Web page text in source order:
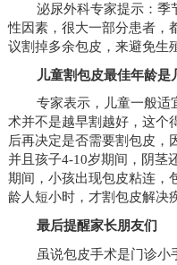
泌尿外科专家提示：季
性因素，很大一部分患者，
议割掉多余包皮，来避免生
儿童割包皮最佳年龄是
专家表示，儿童一般适
术并不是越早割越好，这个
后再决定是否需要割包皮，
并且孩子4-10岁期间，阴茎
期间，小孩出现包皮粘连，
龄人短小时，才割包皮解决
最后提醒家长朋友们
虽说包皮手术是门诊小